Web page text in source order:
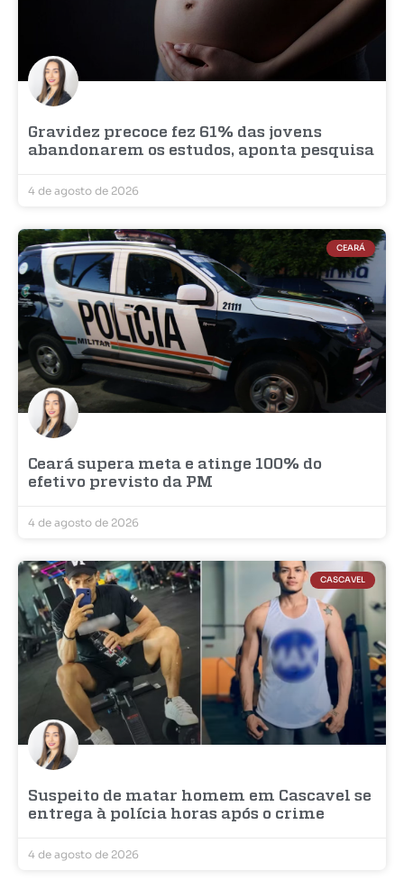
Gravidez precoce fez 61% das jovens
abandonarem os estudos, aponta pesquisa
4 de agosto de 2026
CEARÁ
Ceará supera meta e atinge 100% do
efetivo previsto da PM
4 de agosto de 2026
CASCAVEL
Suspeito de matar homem em Cascavel se
entrega à polícia horas após o crime
4 de agosto de 2026